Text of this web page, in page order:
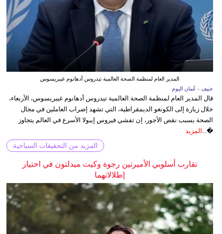
المدير العام لمنظمة الصحة العالمية تيدروس أدهانوم غيبريسوس
جنيف - عُمان اليوم
قال المدير العام لمنظمة الصحة العالمية تيدروس أدهانوم غيبريسوس، الأربعاء،
خلال زيارة إلى الكونغو الديمقراطية، التي تشهد إضراب العاملين في مجال
الصحة بسبب نقص الأجور، إن تفشي فيروس إيبولا الأسرع في العالم يتجاوز
�... المزيد
المزيد من التحقيقات السياحية
تقارب أسلوبي الأميرتين رجوة وكيت ميدلتون في اختيار
إطلالاتهما